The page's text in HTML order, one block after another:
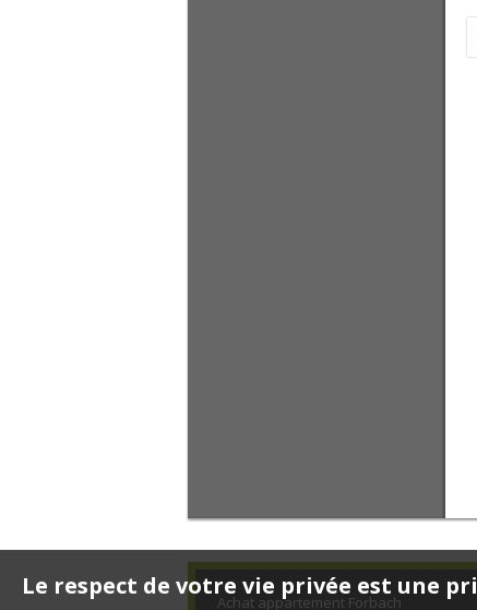
Achat appartement Forbach
Le respect de votre vie privée est une